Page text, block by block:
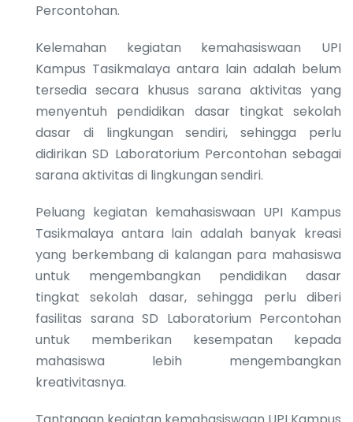
Percontohan.
Kelemahan kegiatan kemahasiswaan UPI
Kampus Tasikmalaya antara lain adalah belum
tersedia secara khusus sarana aktivitas yang
menyentuh pendidikan dasar tingkat sekolah
dasar di lingkungan sendiri, sehingga perlu
didirikan SD Laboratorium Percontohan sebagai
sarana aktivitas di lingkungan sendiri.
Peluang kegiatan kemahasiswaan UPI Kampus
Tasikmalaya antara lain adalah banyak kreasi
yang berkembang di kalangan para mahasiswa
untuk mengembangkan pendidikan dasar
tingkat sekolah dasar, sehingga perlu diberi
fasilitas sarana SD Laboratorium Percontohan
untuk memberikan kesempatan kepada
mahasiswa lebih mengembangkan
kreativitasnya.